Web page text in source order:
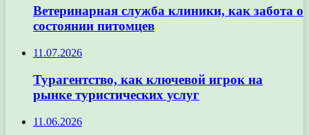
Ветеринарная служба клиники, как забота о
состоянии питомцев
11.07.2026
Турагентство, как ключевой игрок на
рынке туристических услуг
11.06.2026